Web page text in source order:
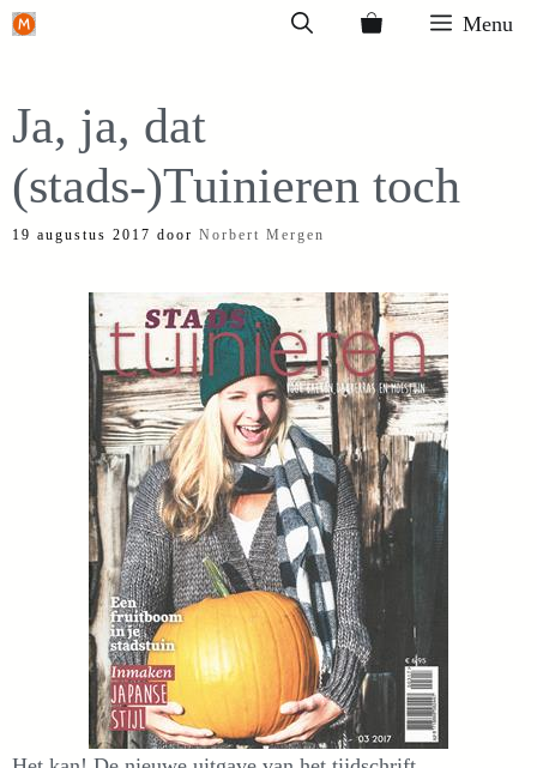
Ga
inhoud
Menu
Ja, ja, dat
(stads-)Tuinieren toch
19 augustus 2017 door Norbert Mergen